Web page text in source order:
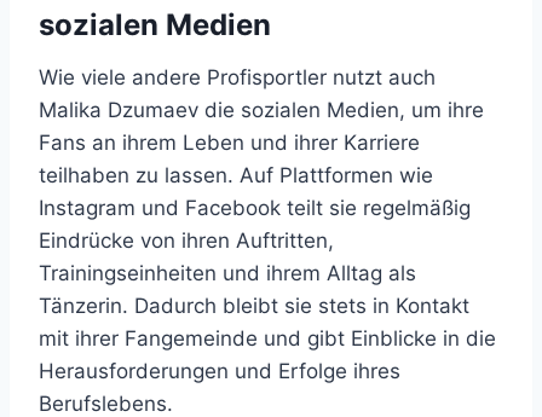
sozialen Medien
Wie viele andere Profisportler nutzt auch
Malika Dzumaev die sozialen Medien, um ihre
Fans an ihrem Leben und ihrer Karriere
teilhaben zu lassen. Auf Plattformen wie
Instagram und Facebook teilt sie regelmäßig
Eindrücke von ihren Auftritten,
Trainingseinheiten und ihrem Alltag als
Tänzerin. Dadurch bleibt sie stets in Kontakt
mit ihrer Fangemeinde und gibt Einblicke in die
Herausforderungen und Erfolge ihres
Berufslebens.